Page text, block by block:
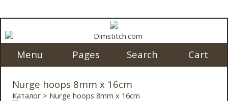
Menu Pages Search Cart
Nurge hoops 8mm x 16cm
Каталог > Nurge hoops 8mm x 16cm